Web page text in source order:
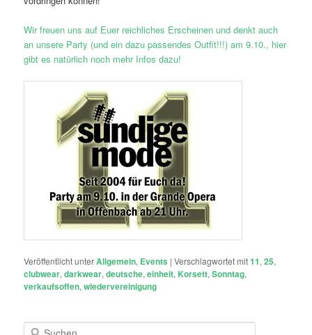
Wir freuen uns auf Euer reichliches Erscheinen und denkt auch
an unsere Party (und ein dazu passendes Outfit!!!) am 9.10., hier
gibt es natürlich noch mehr Infos dazu!
Veröffentlicht unterAllgemein, Events |Verschlagwortet mit11,25,
clubwear,darkwear,deutsche,einheit, Korsett,Sonntag,
verkaufsoffen,wiedervereinigung